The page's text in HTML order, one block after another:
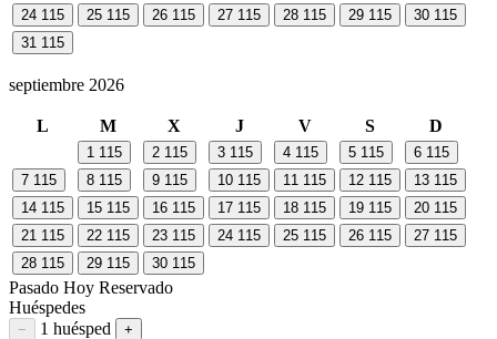
24 115 25 115 26 115 27 115 28 115 29 115 30 115
31 115
septiembre 2026
L M X J V S D
1 115 2 115 3 115 4 115 5 115 6 115
7 115 8 115 9 115 10 115 11 115 12 115 13 115
14 115 15 115 16 115 17 115 18 115 19 115 20 115
21 115 22 115 23 115 24 115 25 115 26 115 27 115
28 115 29 115 30 115
Pasado Hoy Reservado
Huéspedes
Restar huésped
− 1 huésped Sumar huésped
+